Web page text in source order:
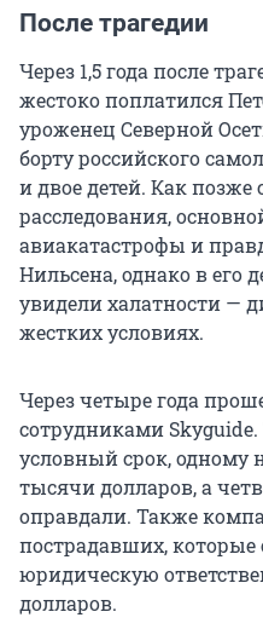
После трагедии
Через 1,5 года после
жестоко поплатился
уроженец Северной
борту российского
и двое детей. Как позже
расследования,
авиакатастрофы и
Нильсена, однако в его
увидели халатности —
жестких условиях.
Через четыре года
сотрудниками
условный срок, одному
тысячи долларов, а
оправдали. Также
пострадавших, которые
юридическую
долларов.